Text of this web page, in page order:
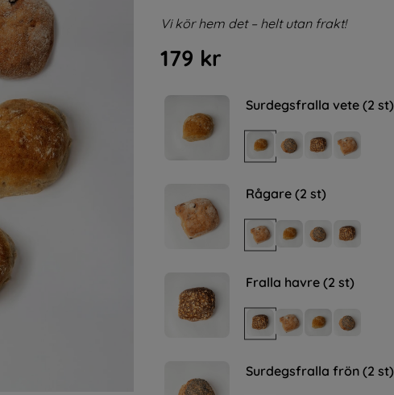
Vi kör hem det – helt utan frakt!
179 kr
Surdegsfralla vete (2 st)
Rågare (2 st)
Fralla havre (2 st)
Surdegsfralla frön (2 st)